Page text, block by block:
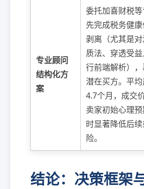
专业顾问
结构化方
案
委托加喜财税等
先完成税务健
剥离（尤其是
质法、穿透受
行前端解析）
潜在买方。平
4.7个月，成交
卖家初始心理
时显著降低后
险。
结论：决策框架